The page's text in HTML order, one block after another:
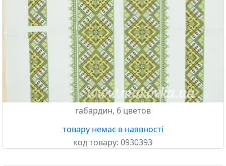
габардин, 6 цветов
товару немає в наявності
код товару: 0930393